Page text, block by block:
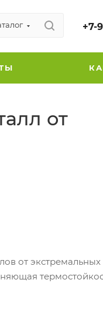
+7-
от
от экстремальных